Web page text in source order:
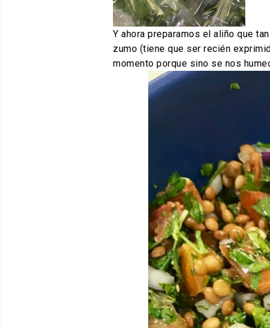
Y ahora preparamos el aliño que
zumo (tiene que ser recién
momento porque sino se nos